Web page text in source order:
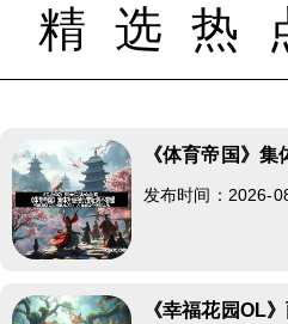
精选热
《体育帝国》
发布时间：2026-
《幸福花园OL